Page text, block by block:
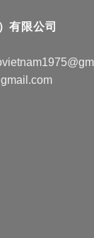
有限公司